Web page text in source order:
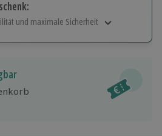
und maximale Sicherheit
einlösbar.